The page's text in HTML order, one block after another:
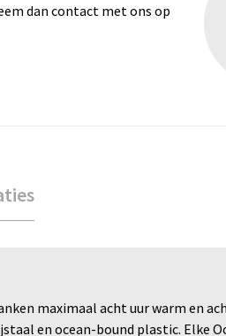
dan contact met ons op
maximaal acht uur warm en
en ocean-bound plastic. Elke